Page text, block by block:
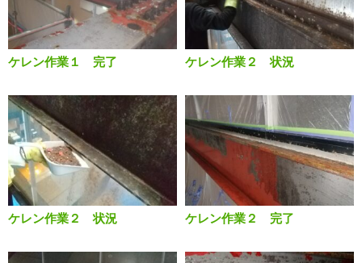
ケレン作業１ 完了 ケレン作業２ 状況
ケレン作業２ 状況 ケレン作業２ 完了